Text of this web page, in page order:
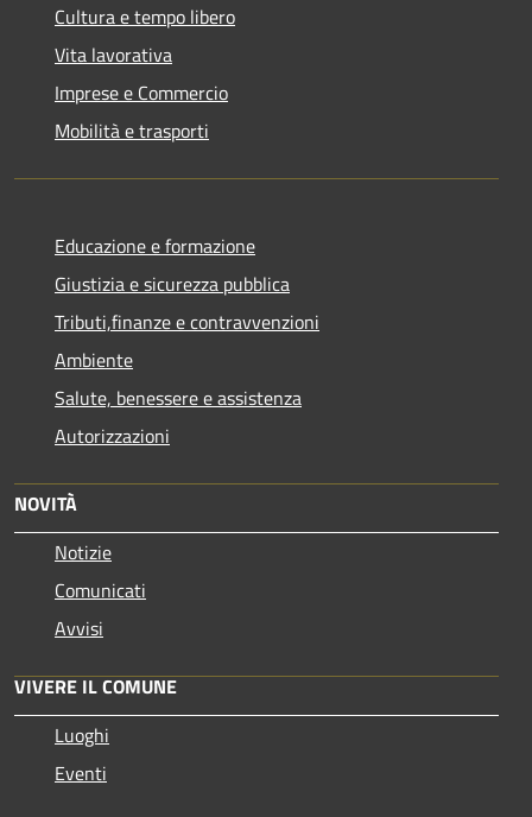
Cultura e tempo libero
Vita lavorativa
Imprese e Commercio
Mobilità e trasporti
Educazione e formazione
Giustizia e sicurezza pubblica
Tributi,finanze e contravvenzioni
Ambiente
Salute, benessere e assistenza
Autorizzazioni
NOVITÀ
Notizie
Comunicati
Avvisi
VIVERE IL COMUNE
Luoghi
Eventi